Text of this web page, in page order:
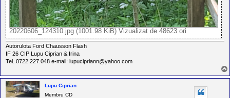
20220606_124310.jpg (1001.98 KiB) Vizualizat de 48623 ori
Autorulota Ford Chausson Flash
IF 26 CIP Lupu Ciprian & Irina
Tel. 0722.227.048 e-mail: lupucipriann@yahoo.com
Lupu Ciprian
Membru CD